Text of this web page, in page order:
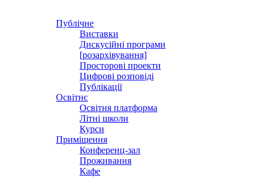
Публічне
Виставки
Дискусійні програми
[розархівування]
Просторові проекти
Цифрові розповіді
Публікації
Освітнє
Освітня платформа
Літні школи
Курси
Приміщення
Конференц-зал
Проживання
Кафе